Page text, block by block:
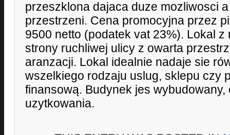
przeszklona dajaca duze mozliwosci
przestrzeni. Cena promocyjna przez
9500 netto (podatek vat 23%). Lokal z
strony ruchliwej ulicy z owarta
aranzacji. Lokal idealnie nadaje sie
wszelkiego rodzaju uslug, sklepu czy
finansową. Budynek jes wybudowany,
uzytkowania.